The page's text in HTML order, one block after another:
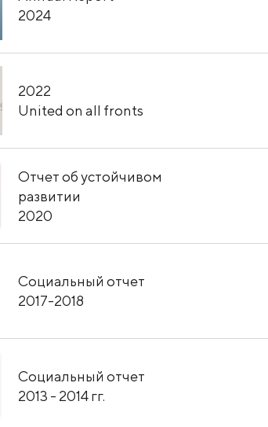
Ресурс
Iași
запрос
2024
2022
United on all fronts
Отчет об устойчивом
развитии
2020
Социальный отчет
2017-2018
Социальный отчет
2013 - 2014 гг.